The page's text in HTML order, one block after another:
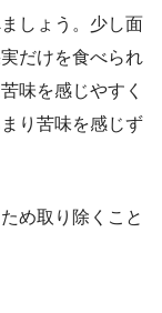
しょう。少し面
だけを食べられ
味を感じやすく
り苦味を感じず
め取り除くこと